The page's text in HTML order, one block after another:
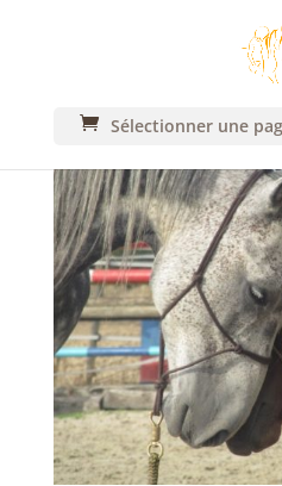
Sélectionner une